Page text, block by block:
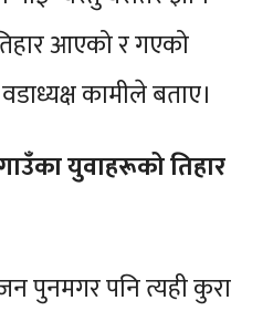
आएको र गएको
कामीले बताए।
युवाहरूको तिहार
पुनमगर पनि त्यही कुरा